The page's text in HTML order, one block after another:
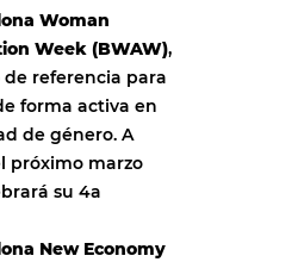
Woman
Week (BWAW),
referencia para
forma activa en
de género. A
próximo marzo
su 4a
New Economy